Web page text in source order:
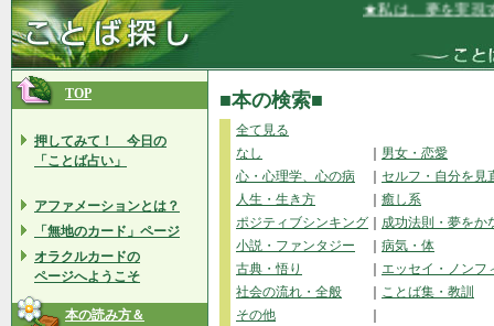
★私は、夢を実現するだ
TOP
押してみて！ 今日の
「ことば占い」
アファメーションとは？
「無地のカード」ページ
オラクルカードの
ページへようこそ
本の読み方＆
■本の検索■
全て見る
なし
男女・恋愛
心・心理学、心の病
セルフ・自分を見
人生・生き方
癒し系
ポジティブシンキング
成功法則・夢をか
小説・ファンタジー
病気・体
古典・悟り
エッセイ・ノンフ
社会の流れ・全般
ことば集・教訓
その他